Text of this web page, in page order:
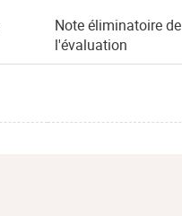
Note éliminatoire de
l'évaluation